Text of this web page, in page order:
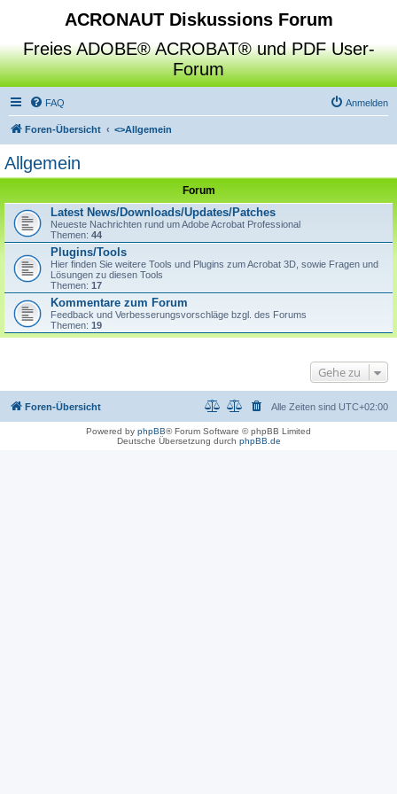
ACRONAUT Diskussions Forum
Freies ADOBE® ACROBAT® und PDF User-
Forum
FAQ Anmelden
Foren-Übersicht <>Allgemein
Allgemein
Forum
Latest News/Downloads/Updates/Patches
Neueste Nachrichten rund um Adobe Acrobat Professional
Themen: 44
Plugins/Tools
Hier finden Sie weitere Tools und Plugins zum Acrobat 3D, sowie Fragen und
Lösungen zu diesen Tools
Themen: 17
Kommentare zum Forum
Feedback und Verbesserungsvorschläge bzgl. des Forums
Themen: 19
Gehe zu
Foren-Übersicht Alle Zeiten sind UTC+02:00
Powered by phpBB® Forum Software © phpBB Limited
Deutsche Übersetzung durch phpBB.de